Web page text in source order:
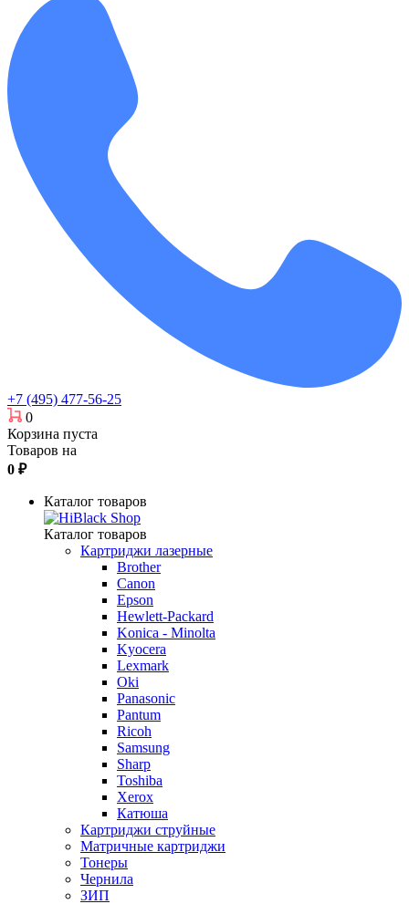
+7 (495) 477-56-25
0
Корзина пуста
Товаров на
0 ₽
Каталог товаров
Каталог товаров
Картриджи лазерные
Brother
Canon
Epson
Hewlett-Packard
Konica - Minolta
Kyocera
Lexmark
Oki
Panasonic
Pantum
Ricoh
Samsung
Sharp
Toshiba
Xerox
Катюша
Картриджи струйные
Матричные картриджи
Тонеры
Чернила
ЗИП